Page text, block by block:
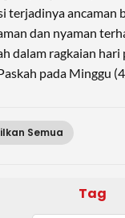
terjadinya ancaman
dan nyaman
dalam ragkaian
pada Minggu
Semua
Tag